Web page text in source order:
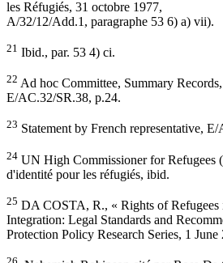
les Réfugiés, 31 octobre 1977,
A/32/12/Add.1, paragraphe 53 6) a) vii).
21 Ibid., par. 53 4) ci.
22 Ad hoc Committee, Summary
E/AC.32/SR.38, p.24.
23 Statement by French representative,
24 UN High Commissioner for Refugees
d'identité pour les réfugiés, ibid.
25 DA COSTA, R., « Rights of Refugees
Integration: Legal Standards and
Protection Policy Research Series, 1